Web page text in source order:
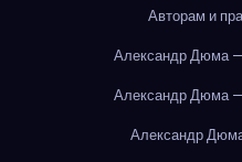
Авторам и
Александр Дюма
Александр Дюма
Александр